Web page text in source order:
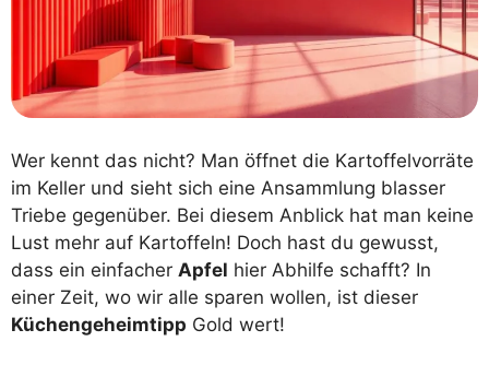
Wer kennt das nicht? Man öffnet die Kartoffelvorräte
im Keller und sieht sich eine Ansammlung blasser
Triebe gegenüber. Bei diesem Anblick hat man keine
Lust mehr auf Kartoffeln! Doch hast du gewusst,
dass ein einfacher Apfel hier Abhilfe schafft? In
einer Zeit, wo wir alle sparen wollen, ist dieser
Küchengeheimtipp Gold wert!